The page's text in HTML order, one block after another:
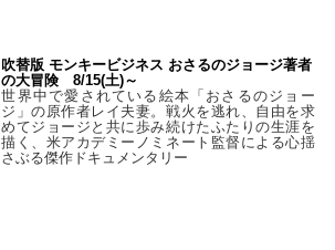
吹替版 モンキービジネス おさるのジョージ著者
の大冒険 8/15(土)～
世界中で愛されている絵本「おさるのジョー
ジ」の原作者レイ夫妻。戦火を逃れ、自由を求
めてジョージと共に歩み続けたふたりの生涯を
描く、米アカデミーノミネート監督による心揺
さぶる傑作ドキュメンタリー